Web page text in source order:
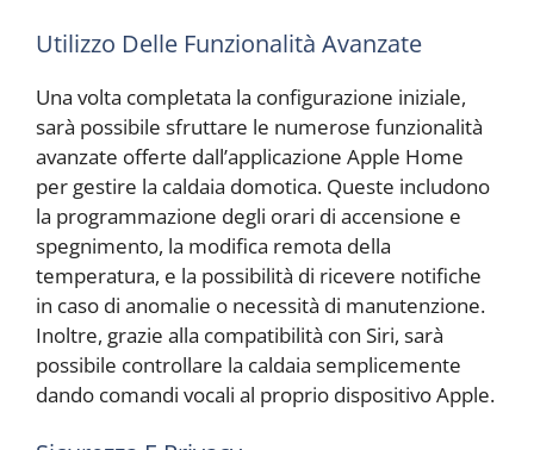
Utilizzo Delle Funzionalità Avanzate
Una volta completata la configurazione iniziale,
sarà possibile sfruttare le numerose funzionalità
avanzate offerte dall’applicazione Apple Home
per gestire la caldaia domotica. Queste includono
la programmazione degli orari di accensione e
spegnimento, la modifica remota della
temperatura, e la possibilità di ricevere notifiche
in caso di anomalie o necessità di manutenzione.
Inoltre, grazie alla compatibilità con Siri, sarà
possibile controllare la caldaia semplicemente
dando comandi vocali al proprio dispositivo Apple.